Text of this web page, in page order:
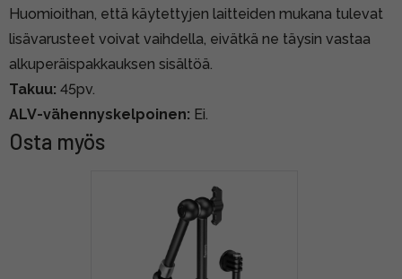
Huomioithan, että käytettyjen laitteiden mukana tulevat
lisävarusteet voivat vaihdella, eivätkä ne täysin vastaa
alkuperäispakkauksen sisältöä.
Takuu: 45pv.
ALV-vähennyskelpoinen: Ei.
Osta myös